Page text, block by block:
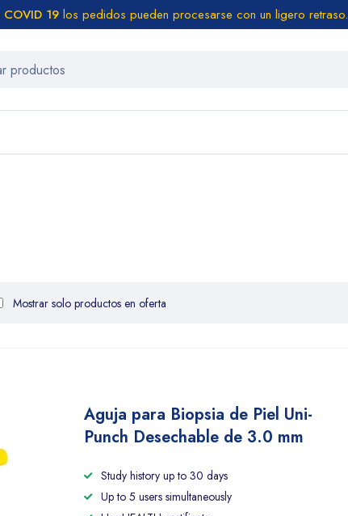
COVID 19 los pedidos pueden procesarse con un ligero retraso.
Mostrar solo productos en oferta
Aguja para Biopsia de Piel Uni-
Punch Desechable de 3.0 mm
Study history up to 30 days
Up to 5 users simultaneously